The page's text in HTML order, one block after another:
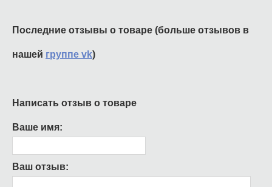
Последние отзывы о товаре (больше отзывов в
нашей группе vk)
Написать отзыв о товаре
Ваше имя:
Ваш отзыв: